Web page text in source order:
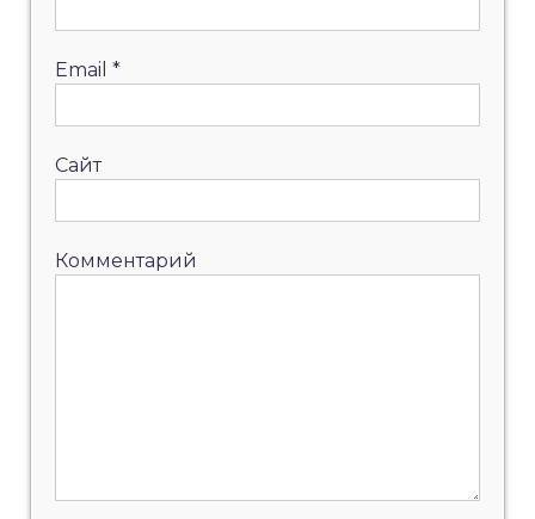
Email *
Сайт
Комментарий